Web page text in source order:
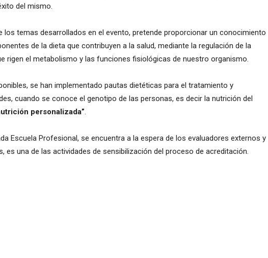
del mismo.
los temas desarrollados en el evento, pretende proporcionar un conocimiento
de la dieta que contribuyen a la salud, mediante la regulación de la
rigen el metabolismo y las funciones fisiológicas de nuestro organismo.
se han implementado pautas dietéticas para el tratamiento y
cuando se conoce el genotipo de las personas, es decir la nutrición del
personalizada”.
Escuela Profesional, se encuentra a la espera de los evaluadores externos y
es una de las actividades de sensibilización del proceso de acreditación.